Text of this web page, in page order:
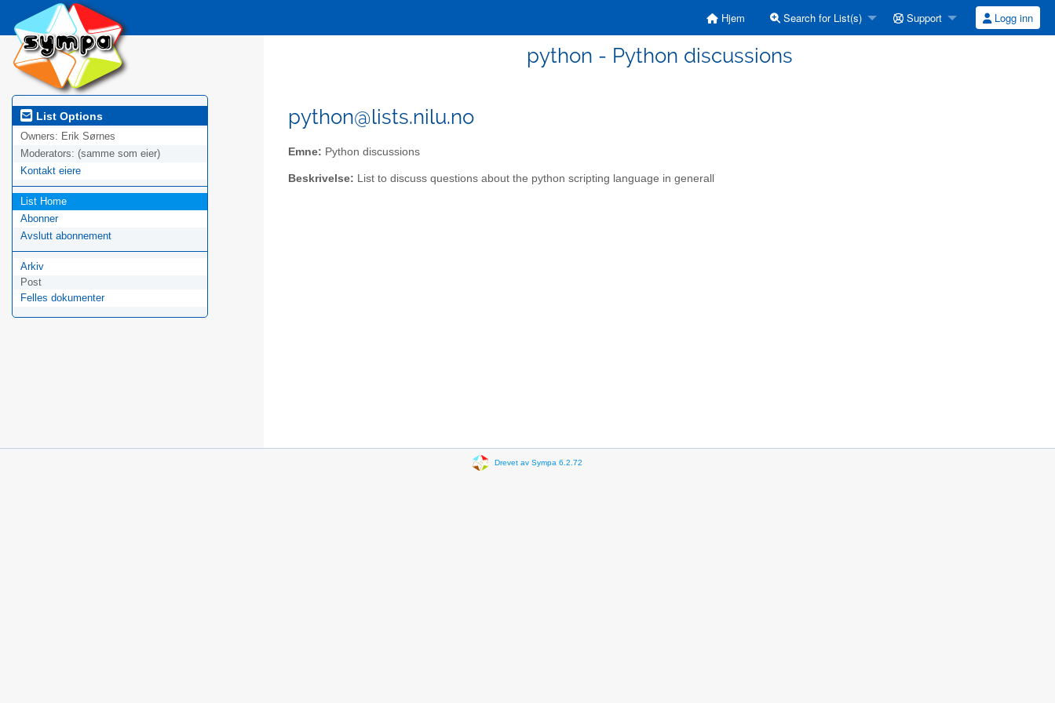
Hjem Search for List(s) Support Logg inn
python - Python discussions
List Options
Owners: Erik Sørnes
Moderators: (samme som eier)
Kontakt eiere
List Home
Abonner
Avslutt abonnement
Arkiv
Post
Felles dokumenter
python@lists.nilu.no
Emne: Python discussions
Beskrivelse: List to discuss questions about the python scripting language in generall
Drevet av Sympa 6.2.72